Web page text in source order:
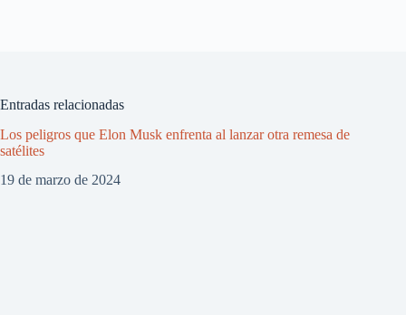
Entradas relacionadas
Los peligros que Elon Musk enfrenta al lanzar otra remesa de
satélites
19 de marzo de 2024